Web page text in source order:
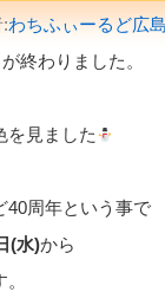
わちふぃーるど広
終わりました。
を見ました
40周年という事で
(水)から